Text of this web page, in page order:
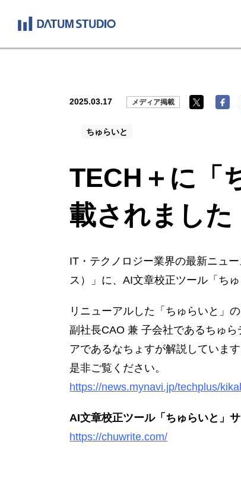
2025.03.17 メディア掲載
ちゅらいと
TECH＋に「
載されました
IT・テクノロジー業界の最新ニュ
ス）」に、AI文章校正ツール「ち
リニューアルした「ちゅらいと」
副社長CAO 兼 子会社であるちゅ
アであるなちょすが解説しています
是非ご覧ください。
https://news.mynavi.jp/techplus/
AI文章校正ツール「ちゅらいと」
https://chuwrite.com/